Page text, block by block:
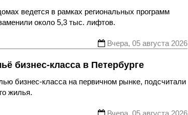
ведется в рамках региональных программ
около 5,3 тыс. лифтов.
Вчера, 05 августа 2026
бизнес-класса в Петербурге
бизнес-класса на первичном рынке, подсчитали
жилья.
Вчера, 05 августа 2026